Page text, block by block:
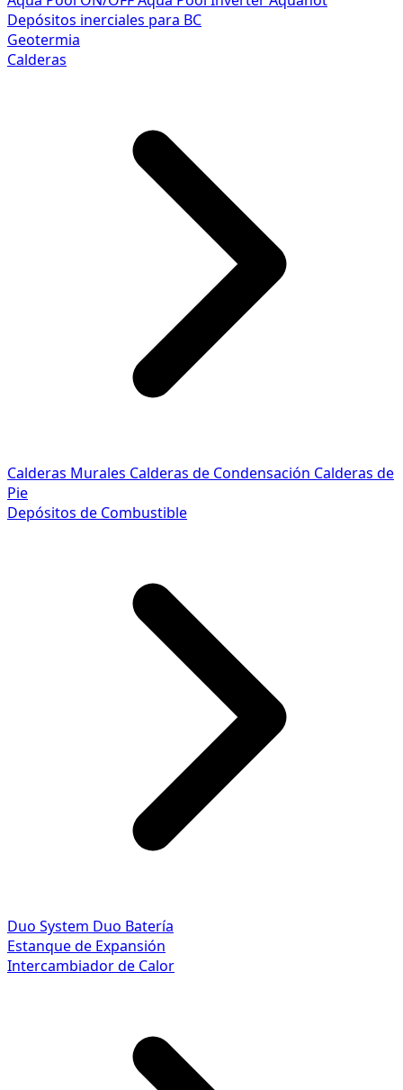
Depósitos inerciales para BC
Geotermia
Calderas
Calderas Murales Calderas de Condensación Calderas de
Pie
Depósitos de Combustible
Duo System Duo Batería
Estanque de Expansión
Intercambiador de Calor